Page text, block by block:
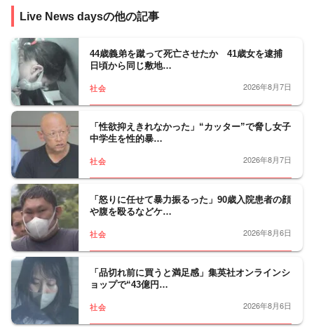
交通･国土、教育、科学、宇宙、災害・防災
皇室の動向、都政から首都圏自治体の行政も
担当。社会問題、調査報道については、分野
の垣根を越えて取材に取り組んでいます。
Live News daysの他の記事
44歳義弟を蹴って死亡させたか 41歳女を逮捕
日頃から同じ敷地…
社会 2026年8月7日
「性欲抑えきれなかった」“カッター”で脅し女子
中学生を性的暴…
社会 2026年8月7日
「怒りに任せて暴力振るった」90歳入院患者の顔
や腹を殴るなどケ…
社会 2026年8月6日
「品切れ前に買うと満足感」集英社オンラインシ
ョップで“43億円…
社会 2026年8月6日